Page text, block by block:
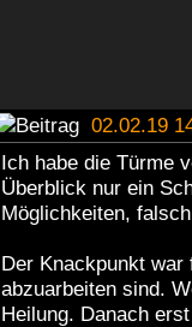
02.02.19
Ich habe die Türme
Überblick nur ein
Möglichkeiten,
Der Knackpunkt
abzuarbeiten sind.
Heilung. Danach